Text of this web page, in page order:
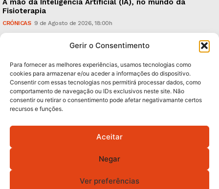
Gerir o Consentimento
Para fornecer as melhores experiências, usamos tecnologias como
cookies para armazenar e/ou aceder a informações do dispositivo.
Consentir com essas tecnologias nos permitirá processar dados, como
comportamento de navegação ou IDs exclusivos neste site. Não
consentir ou retirar o consentimento pode afetar negativamante certos
recursos e funções.
Aceitar
Negar
Ver preferências
A mão da Inteligência Artificial (IA), no mundo da
Fisioterapia
CRÓNICAS 9 de Agosto de 2026, 18:00h
18.926 espectadores
Subscreva Newsletter:
QUERO ADERIR
Política de Privacidade